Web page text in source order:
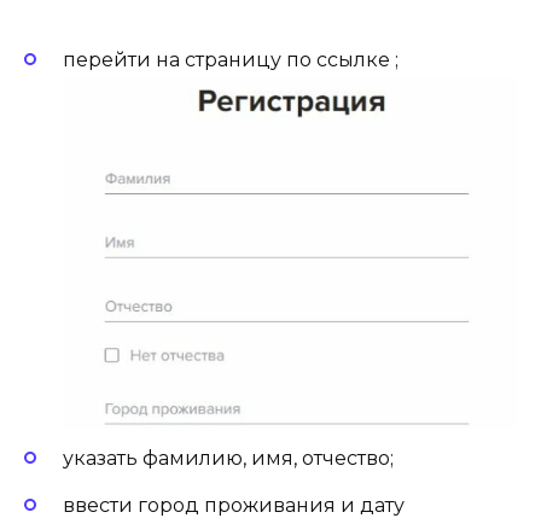
перейти на страницу по ссылке ;
указать фамилию, имя, отчество;
ввести город проживания и дату